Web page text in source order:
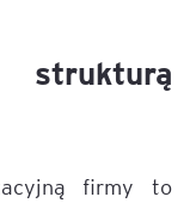
firmy to